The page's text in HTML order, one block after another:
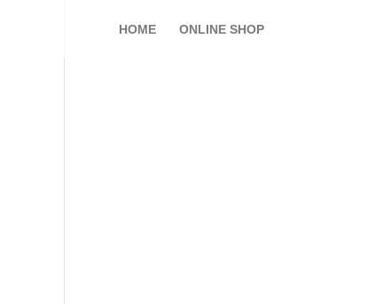
HOME ONLINE SHOP